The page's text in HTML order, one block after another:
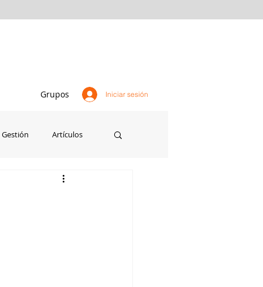
Iniciar sesión
Grupos
Gestión Artículos